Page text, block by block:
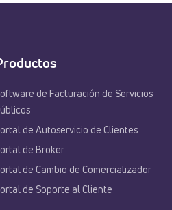
de Facturación de Servicios
de Autoservicio de Clientes
de Broker
de Cambio de Comercializador
de Soporte al Cliente